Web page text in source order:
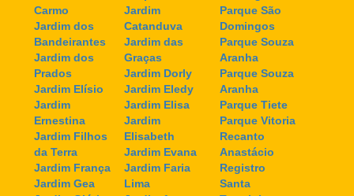
Carmo
Jardim dos
Bandeirantes
Jardim dos
Prados
Jardim Elísio
Jardim
Ernestina
Jardim Filhos
da Terra
Jardim França
Jardim Gea
Jardim
Catanduva
Jardim das
Graças
Jardim Dorly
Jardim Eledy
Jardim Elisa
Jardim
Elisabeth
Jardim Evana
Jardim Faria
Lima
Parque São
Domingos
Parque Souza
Aranha
Parque Souza
Aranha
Parque Tiete
Parque Vitoria
Recanto
Anastácio
Registro
Santa